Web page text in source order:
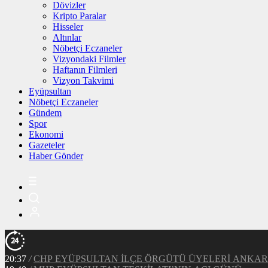
Dövizler
Kripto Paralar
Hisseler
Altınlar
Nöbetçi Eczaneler
Vizyondaki Filmler
Haftanın Filmleri
Vizyon Takvimi
Eyüpsultan
Nöbetçi Eczaneler
Gündem
Spor
Ekonomi
Gazeteler
Haber Gönder
20:37 / CHP EYÜPSULTAN İLÇE ÖRGÜTÜ ÜYELERİ